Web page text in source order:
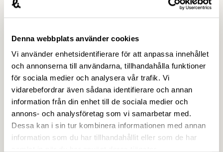
Denna webbplats använder cookies
Vi använder enhetsidentifierare för att anpassa innehållet
och annonserna till användarna, tillhandahålla funktioner
för sociala medier och analysera vår trafik. Vi
vidarebefordrar även sådana identifierare och annan
information från din enhet till de sociala medier och
annons- och analysföretag som vi samarbetar med.
Dessa kan i sin tur kombinera informationen med annan
information som du har tillhandahållit eller som de har
livsmedelsbranschen
kollektivavtal med både
Livsmedelsarbetareförbundet, vår motpart på
arbetarsidan, och Unionen, Sveriges Ingenjörer
och Ledarna, våra motparter på
tjänstemannasidan. För att förklara avtalens
innehåll och de förändringar de innebär har
Livsmedelsföretagens förhandlingschef skrivit
sammanfattande cirkulär.
Senaste nytt